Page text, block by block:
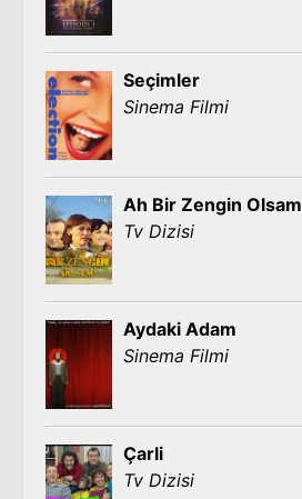
Seçimler
Sinema Filmi
Ah Bir Zengin Olsam
Tv Dizisi
Aydaki Adam
Sinema Filmi
Çarli
Tv Dizisi